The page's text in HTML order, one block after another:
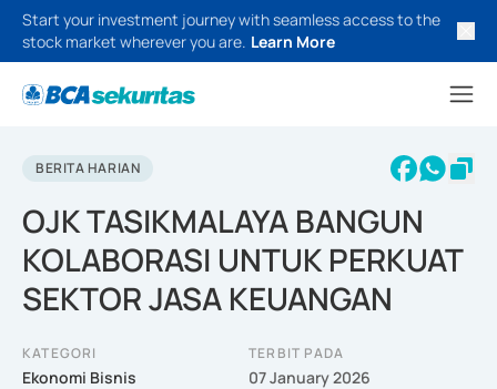
Start your investment journey with seamless access to the
stock market wherever you are. Learn More
BERITA HARIAN
OJK TASIKMALAYA BANGUN
KOLABORASI UNTUK PERKUAT
SEKTOR JASA KEUANGAN
KATEGORI
Ekonomi Bisnis
TERBIT PADA
07 January 2026